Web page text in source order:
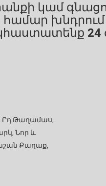
կամ
համար խնդրում
24
Րդ Թաղամաս,
Նոր ԵՒ
Քաղաք,